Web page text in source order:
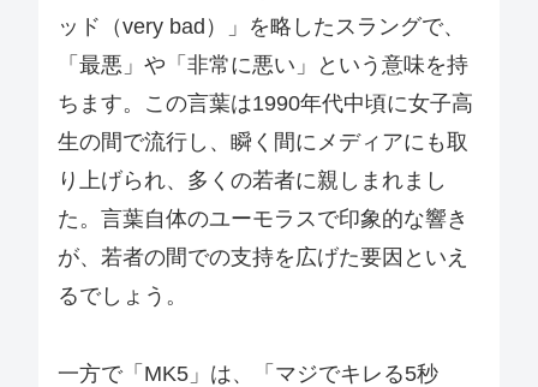
ッド（very bad）」を略したスラングで、
「最悪」や「非常に悪い」という意味を持
ちます。この言葉は1990年代中頃に女子高
生の間で流行し、瞬く間にメディアにも取
り上げられ、多くの若者に親しまれまし
た。言葉自体のユーモラスで印象的な響き
が、若者の間での支持を広げた要因といえ
るでしょう。
一方で「MK5」は、「マジでキレる5秒